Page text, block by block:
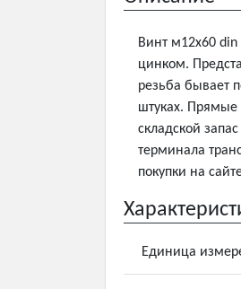
Винт м12х60 din
цинком.
резьба бывает
штуках. Прямые
складской
терминала
покупки на
Единица